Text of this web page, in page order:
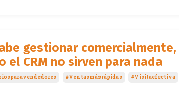
gestionar
el CRM no sirven para nada
#ventasmásrápidas #visitaefectiva